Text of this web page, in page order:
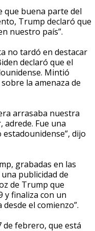
que buena parte del
Trump declaró que
nuestro país”.
no tardó en destacar
declaró que el
Mintió
la amenaza de
arrasaba nuestra
adrede. Fue una
dijo
grabadas en las
publicidad de
de Trump que
y finaliza con un
el comienzo”.
de febrero, que está